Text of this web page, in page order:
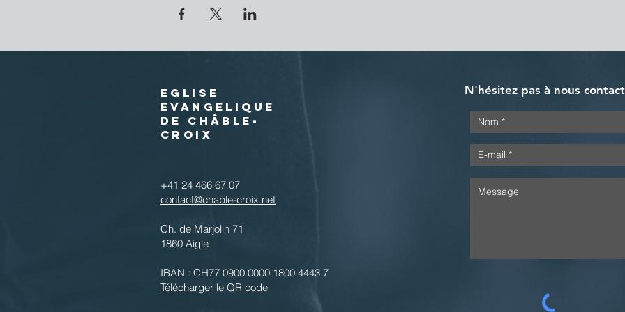
EGLISE
EVANGELIQUE
DE CHÂBLE-
CROIX
+41 24 466 67 07
contact@chable-croix.net
Ch. de Marjolin 71
1860 Aigle
IBAN : CH77 0900 0000 1800 4443 7
Télécharger le QR code
N'hésitez pas à nous